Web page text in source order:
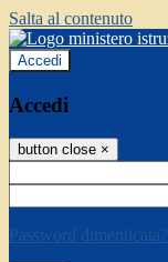
Salta al contenuto
Accedi
Accedi
button close ×
Password dimenticata?